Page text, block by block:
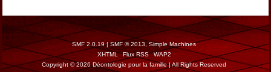
SMF 2.0.19|SMF © 2013, Simple Machines
XHTML
Flux RSS
WAP2
Copyright © 2026 Déontologie pour la famille | All Rights Reserved